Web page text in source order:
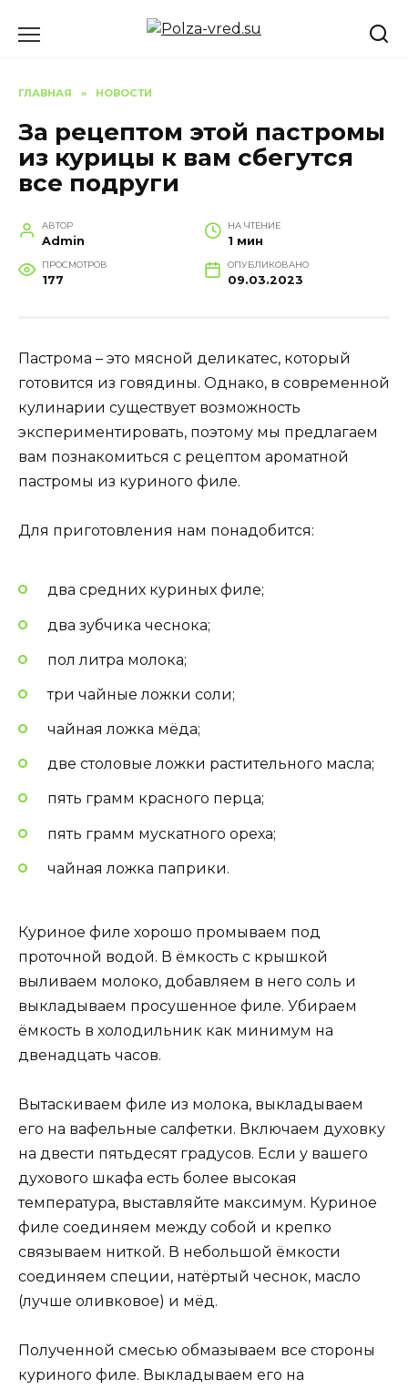
ГЛАВНАЯ » НОВОСТИ
За рецептом этой пастромы
из курицы к вам сбегутся
все подруги
АВТОР
Admin
НА ЧТЕНИЕ
1 мин
ПРОСМОТРОВ
177
ОПУБЛИКОВАНО
09.03.2023
Пастрома – это мясной деликатес, который
готовится из говядины. Однако, в современной
кулинарии существует возможность
экспериментировать, поэтому мы предлагаем
вам познакомиться с рецептом ароматной
пастромы из куриного филе.
Для приготовления нам понадобится:
два средних куриных филе;
два зубчика чеснока;
пол литра молока;
три чайные ложки соли;
чайная ложка мёда;
две столовые ложки растительного масла;
пять грамм красного перца;
пять грамм мускатного ореха;
чайная ложка паприки.
Куриное филе хорошо промываем под
проточной водой. В ёмкость с крышкой
выливаем молоко, добавляем в него соль и
выкладываем просушенное филе. Убираем
ёмкость в холодильник как минимум на
двенадцать часов.
Вытаскиваем филе из молока, выкладываем
его на вафельные салфетки. Включаем духовку
на двести пятьдесят градусов. Если у вашего
духового шкафа есть более высокая
температура, выставляйте максимум. Куриное
филе соединяем между собой и крепко
связываем ниткой. В небольшой ёмкости
соединяем специи, натёртый чеснок, масло
(лучше оливковое) и мёд.
Полученной смесью обмазываем все стороны
куриного филе. Выкладываем его на